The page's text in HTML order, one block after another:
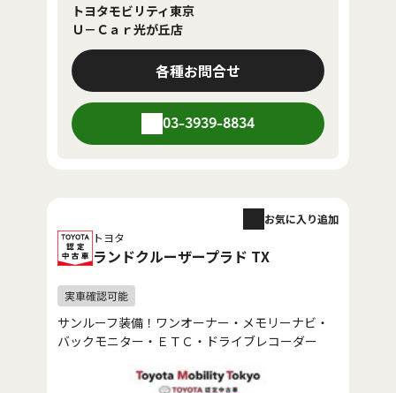
トヨタモビリティ東京
Ｕ－Ｃａｒ光が丘店
各種お問合せ
03-3939-8834
トヨタ
ランドクルーザープラド TX
お気に入り追加
サンルーフ装備！ワンオーナー・メモリーナビ・
バックモニター・ＥＴＣ・ドライブレコーダー